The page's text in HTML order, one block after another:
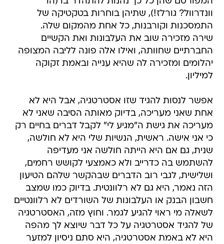
וונדרוול? גורלז!), שתיהן בוחרות בטקטיקה של
התמסכנות וקורבנות, כל אחת מהמקום שלה.
שירה מזכירה שוב את העלבונות ואת הקשיים
החברתיים שחוותה, ואילו אלה פונה לליבה המצופה
יהלומים ומזכירה לה שהיא ענייה ובאמת זקוקה
למיליון.
אפשר לנסות להגיד שזו אסטרטגיה, אבל היא לא
אחת שאני מעריכה, בדיוק מאותה הסיבה שאני לא
מעריכה את גישת ה"מגיע לי" לקבל דברים בחיים רק
כי אני אישה. ראשית, הנשיות שלי היא לא חולשה,
שנית, גם אם היא הייתה חולשה אני מעדיפה
להשתמש בה כדרייב ולא כאמצעי לקושש רחמים,
ושלישית, לגבי רוב הדברים שבהקשר שלהם הטיעון
הזה נאמר, היא גם לא רלוונטית. בדיוק כמו שמצב
חשבון הבנק או העלבונות של השורדים לא רלוונטיים
לשאלה מי ראוי להגיע לגמר. וחוץ מזה, האסטרטגיה
של להגיד אסטרטגיה על כל דבר שיוצא לך מהפה
היא לא באמת אסטרטגיה, היא סתם ניסיון למזער